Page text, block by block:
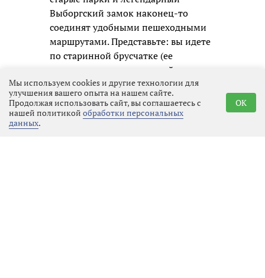
Выборгский замок наконец-то
соединят удобными пешеходными
маршрутами. Представьте: вы идете
по старинной брусчатке (ее
восстановят с исторической
точностью!), смотрите на залив, а
под ногами — информационные
таблички с фактами из истории
Мы используем cookies и другие технологии для
улучшения вашего опыта на нашем сайте.
Продолжая использовать сайт, вы соглашаетесь с
нашей политикой обработки персональных
данных.
OK